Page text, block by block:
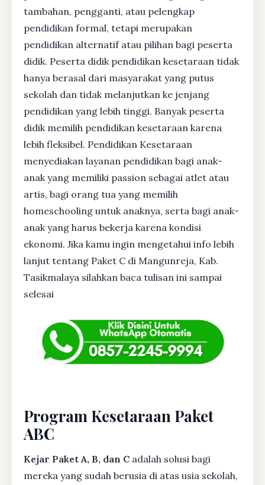
tambahan, pengganti, atau pelengkap
pendidikan formal, tetapi merupakan
pendidikan alternatif atau pilihan bagi peserta
didik. Peserta didik pendidikan kesetaraan tidak
hanya berasal dari masyarakat yang putus
sekolah dan tidak melanjutkan ke jenjang
pendidikan yang lebih tinggi. Banyak peserta
didik memilih pendidikan kesetaraan karena
lebih fleksibel. Pendidikan Kesetaraan
menyediakan layanan pendidikan bagi anak-
anak yang memiliki passion sebagai atlet atau
artis, bagi orang tua yang memilih
homeschooling untuk anaknya, serta bagi anak-
anak yang harus bekerja karena kondisi
ekonomi. Jika kamu ingin mengetahui info lebih
lanjut tentang Paket C di Mangunreja, Kab.
Tasikmalaya silahkan baca tulisan ini sampai
selesai
Program Kesetaraan Paket
ABC
Kejar Paket A, B, dan C adalah solusi bagi
mereka yang sudah berusia di atas usia sekolah,